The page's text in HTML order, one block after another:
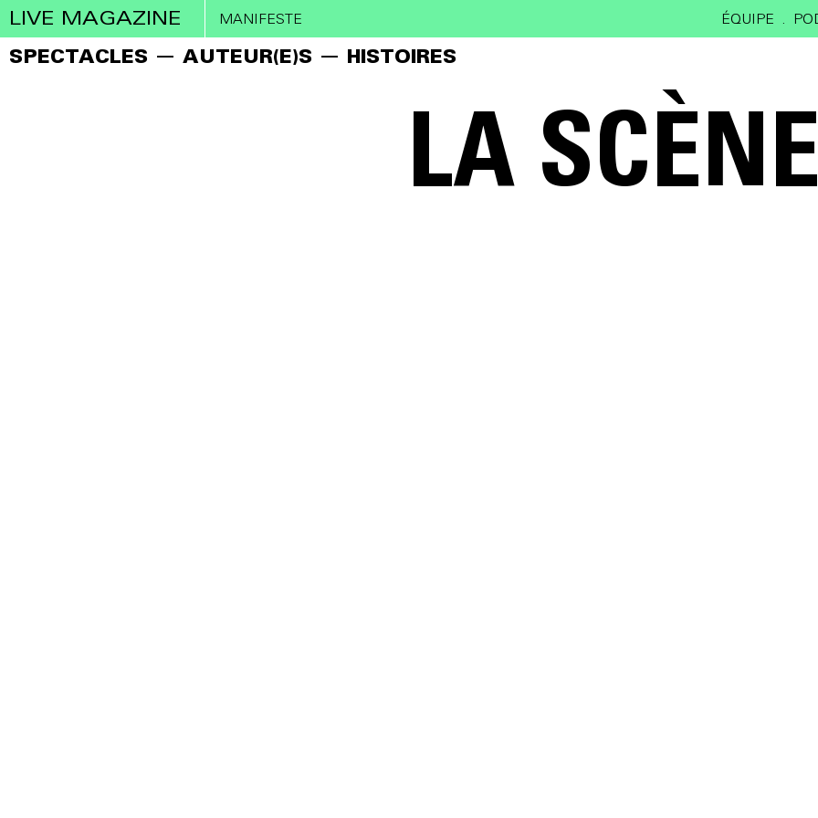
LIVE MAGAZINE MANIFESTE ÉQUIPE
SPECTACLES AUTEUR(E)S HISTOIRES
LA SCÈNE